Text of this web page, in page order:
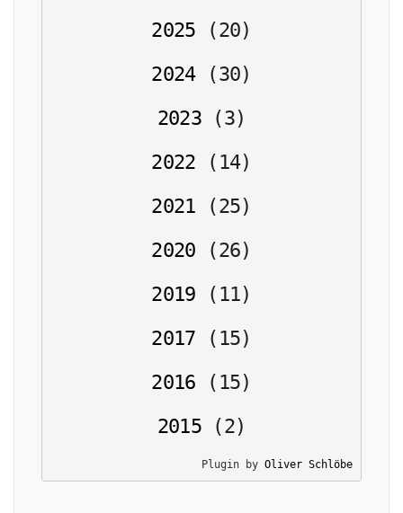
2025 (20)
2024
(30)
2023
(3)
2022
( 14)
2021
(25)
2020
(26)
2019
( 11)
2017
( 15)
2016
( 15)
2015
(2)
Plugin by Oliver Schlöbe